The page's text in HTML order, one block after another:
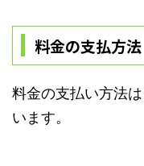
料金の支払方法
料金の支払い方法
います。